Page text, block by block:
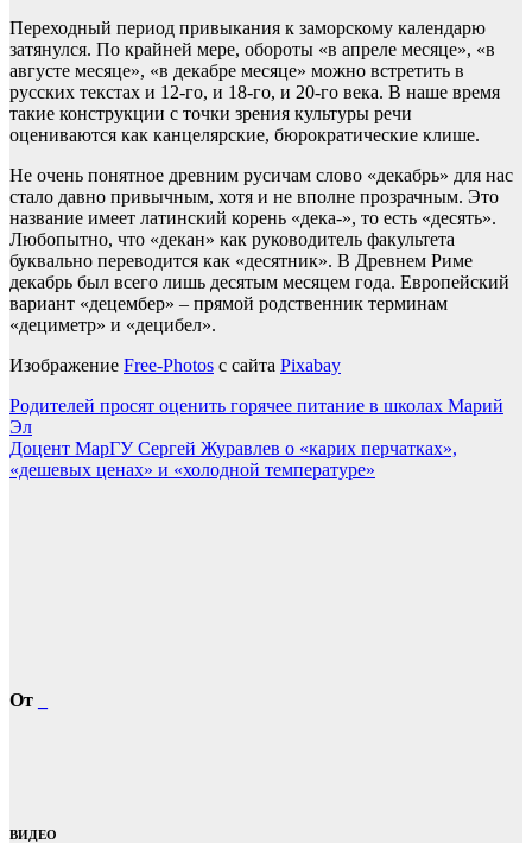
Переходный период привыкания к заморскому календарю
затянулся. По крайней мере, обороты «в апреле месяце», «в
августе месяце», «в декабре месяце» можно встретить в
русских текстах и 12-го, и 18-го, и 20-го века. В наше время
такие конструкции с точки зрения культуры речи
оцениваются как канцелярские, бюрократические клише.
Не очень понятное древним русичам слово «декабрь» для нас
стало давно привычным, хотя и не вполне прозрачным. Это
название имеет латинский корень «дека-», то есть «десять».
Любопытно, что «декан» как руководитель факультета
буквально переводится как «десятник». В Древнем Риме
декабрь был всего лишь десятым месяцем года. Европейский
вариант «децембер» – прямой родственник терминам
«дециметр» и «децибел».
Изображение Free-Photos с сайта Pixabay
Навигация
по
записям
Родителей просят оценить горячее питание в школах Марий
Эл
Доцент МарГУ Сергей Журавлев о «карих перчатках»,
«дешевых ценах» и «холодной температуре»
От
ВИДЕО